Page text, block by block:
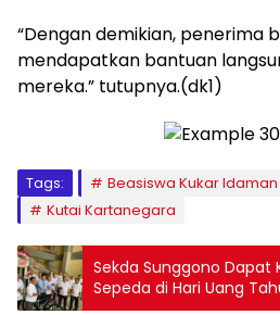
“Dengan demikian, penerima
mendapatkan bantuan
mereka.” tutupnya.(dk1)
Tags: Beasiswa Kukar Idaman
Kutai Kartanegara
Sekda Sunggono Dapat
Sepeda di Hari Uang